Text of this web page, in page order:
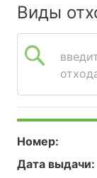
Виды
Номер:
Дата выдачи: